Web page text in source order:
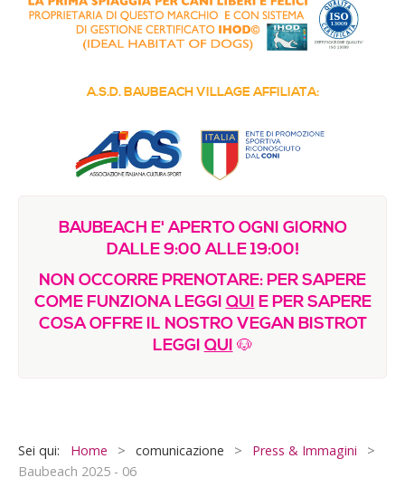
Contatti / Dove siamo
Decalogo della Resilienza
Vuoi creare una sede?
FORMAZIONE
Olistici
Sinergie, Comunicazione e Immagine
Riconoscimenti e certificazioni
E-Book & Video IHOD©
Il nostro vegan bistrot
A.S.D. BAUBEACH VILLAGE AFFILIATA:
BAUBEACH E' APERTO OGNI GIORNO
DALLE 9:00 ALLE 19:00!
NON OCCORRE PRENOTARE: PER SAPERE
COME FUNZIONA LEGGI QUI E PER SAPERE
COSA OFFRE IL NOSTRO VEGAN BISTROT
LEGGI QUI 🐶
Sei qui: Home > comunicazione > Press & Immagini
>
Baubeach 2025 - 06